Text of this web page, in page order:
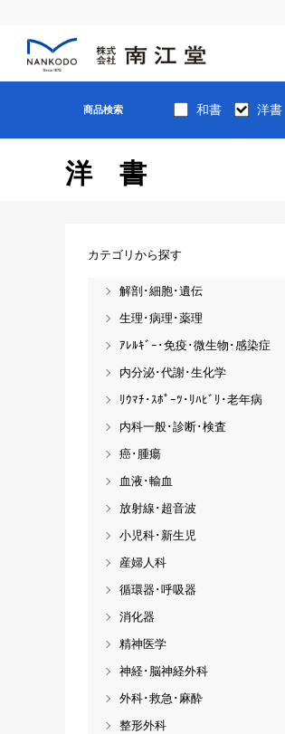
商品検索 和書 洋書
洋書
カテゴリから探す
解剖･細胞･遺伝
生理･病理･薬理
ｱﾚﾙｷﾞｰ･免疫･微生物･感染症
内分泌･代謝･生化学
ﾘｳﾏﾁ･ｽﾎﾟｰﾂ･ﾘﾊﾋﾞﾘ･老年病
内科一般･診断･検査
癌･腫瘍
血液･輸血
放射線･超音波
小児科･新生児
産婦人科
循環器･呼吸器
消化器
精神医学
神経･脳神経外科
外科･救急･麻酔
整形外科